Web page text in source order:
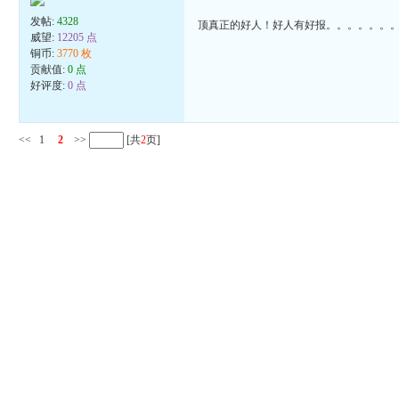
发帖:4328
威望: 12205 点
铜币:3770 枚
贡献值:0 点
好评度:0 点
顶真正的好人！好人有好报。。。。。。
<< 1 2 >> [共2页]